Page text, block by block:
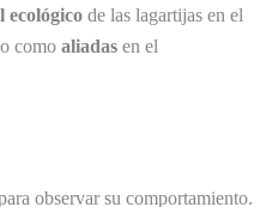
ecológico de las lagartijas en el
como aliadas en el
observar su comportamiento.